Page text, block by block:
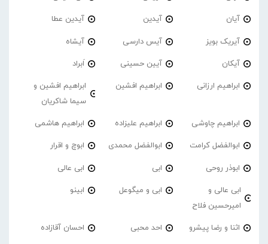
آیان آیدین آیدین عطا
آیریک بویز آیس دارسی آیشاه
آیکان آیین حسینی اَبراد
ابراهیم ارزانی ابراهیم افشین
ابراهیم افشین و
سیما شاکریان
ابراهیم چاوشی ابراهیم علیزاده ابراهیم هاشمی
ابوالفضل کرامت ابوالفضل محمدی ابوچ و اقرار
ابوذر روحی ابی ابی عالی
ابی عالی و
امیرحسین فلاح
ابی و میگوعل ابینو
اثنا و رضا پیشرو احد محبی احسان آقازاده